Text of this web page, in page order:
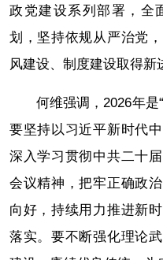
政党建设系列部署，全
划，坚持依规从严治党
风建设、制度建设取得新
何维强调，2026年是
要坚持以习近平新时代
深入学习贯彻中共二十
会议精神，把牢正确政
向好，持续用力推进新
落实。要不断强化理论